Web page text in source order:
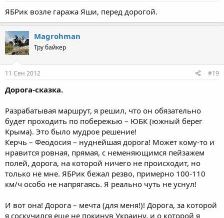
ЯБРик возле гаража Яши, перед дорогой.
Magrohman
Тру байкер
11 Сен 2012 #19
Дорога-сказка.
Разрабатывая маршрут, я решил, что он обязательно
будет проходить по побережью – ЮБК (южный берег
Крыма). Это было мудрое решение!
Керчь – Феодосия – нуднейшая дорога! Может кому-то и
нравится ровная, прямая, с неменяющимся пейзажем
полей, дорога, на которой ничего не происходит, но
только не мне. ЯБРик бежал резво, примерно 100-110
км/ч особо не напрягаясь. Я реально чуть не уснул!
И вот она! Дорога – мечта (для меня!)! Дорога, за которой
я соскучился еще не покинув Украину, и о которой я